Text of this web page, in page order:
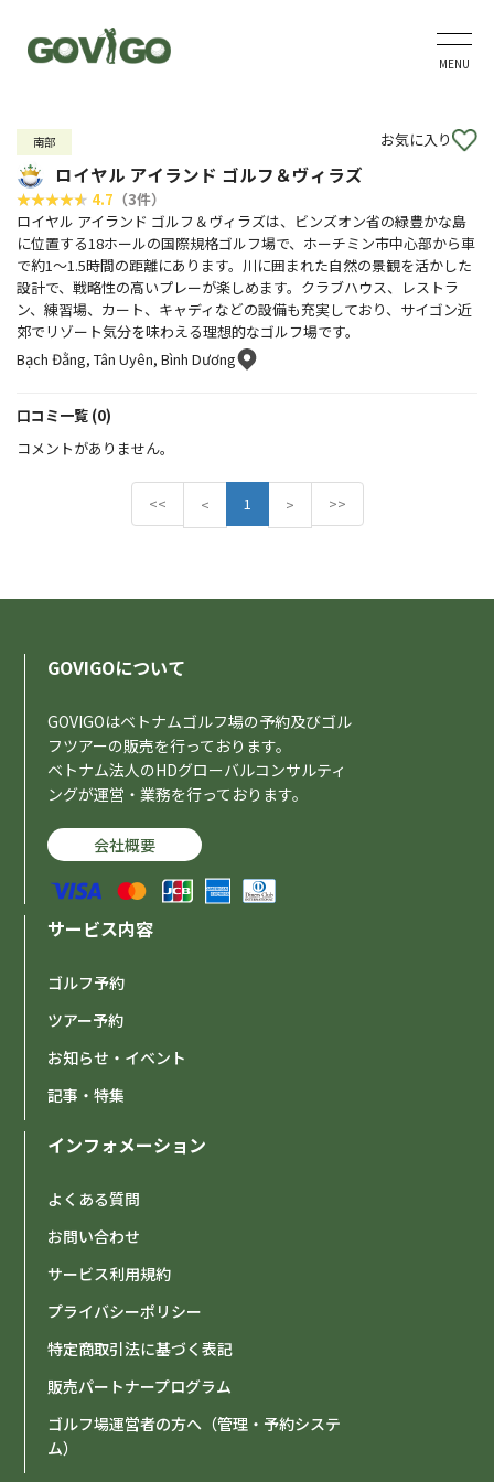
MENU
南部
ロイヤル アイランド ゴルフ＆ヴィラズ
お気に入り
4.7 （3件）
ロイヤル アイランド ゴルフ＆ヴィラズは、ビンズオン省の緑豊かな島
に位置する18ホールの国際規格ゴルフ場で、ホーチミン市中心部から車
で約1〜1.5時間の距離にあります。川に囲まれた自然の景観を活かした
設計で、戦略性の高いプレーが楽しめます。クラブハウス、レストラ
ン、練習場、カート、キャディなどの設備も充実しており、サイゴン近
郊でリゾート気分を味わえる理想的なゴルフ場です。
Bạch Đằng, Tân Uyên, Bình Dương
口コミ一覧 (0)
コメントがありません。
<< <P
r
1 >N
e
>>
GOVIGOについて
GOVIGOはベトナムゴルフ場の予約及びゴル
フツアーの販売を行っております。
ベトナム法人のHDグローバルコンサルティ
ングが運営・業務を行っております。
会社概要
サービス内容
ゴルフ予約
ツアー予約
お知らせ・イベント
記事・特集
インフォメーション
よくある質問
お問い合わせ
サービス利用規約
プライバシーポリシー
特定商取引法に基づく表記
販売パートナープログラム
ゴルフ場運営者の方へ（管理・予約システ
ム）